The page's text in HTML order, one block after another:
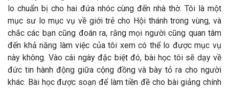
lo chuẩn bị cho hai đứa nhóc cùng đến nhà thờ. Tôi là một
mục sư lo mục vụ về giới trẻ cho Hội thánh trong vùng, và
chắc các bạn cũng đoán ra, rằng mọi người cũng quan tâm
đến khả năng làm việc của tôi xem có thể lo được mục vụ
này không. Vào cái ngày đặc biệt đó, bài học tôi sẽ dạy về
đức tin hành động giữa cộng đồng và bày tỏ ra cho người
khác. Bài học được soạn để làm tiền đề cho bài giảng chính